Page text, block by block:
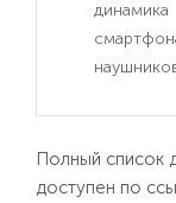
динамика
Полный список
доступен по